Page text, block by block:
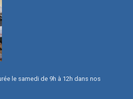
le samedi de 9h à 12h dans nos